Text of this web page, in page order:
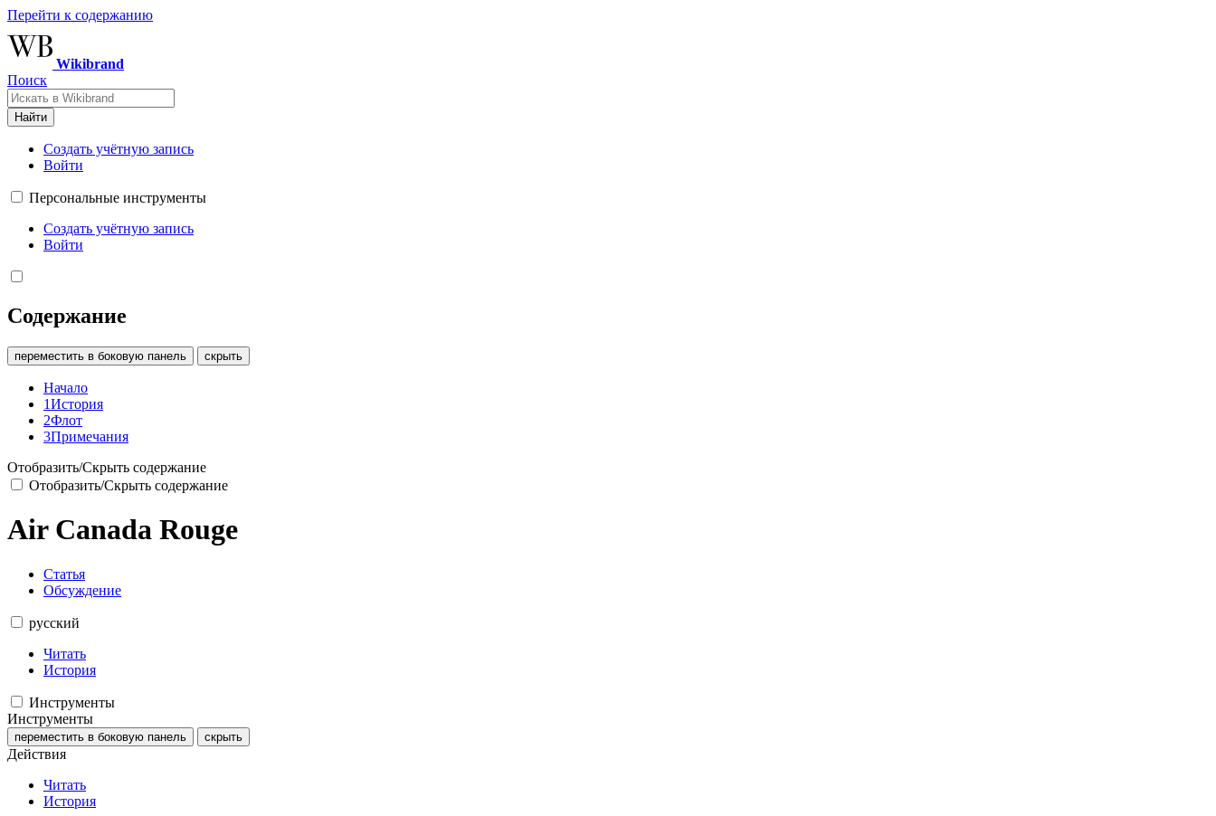
Перейти к содержанию
Wikibrand
Поиск
Найти
Создать учётную запись
Войти
Персональные инструменты
Создать учётную запись
Войти
Содержание
переместить в боковую панель скрыть
Начало
1История
2Флот
3Примечания
Отобразить/Скрыть содержание
Отобразить/Скрыть содержание
Air Canada Rouge
Статья
Обсуждение
русский
Читать
История
Инструменты
Инструменты
переместить в боковую панель скрыть
Действия
Читать
История